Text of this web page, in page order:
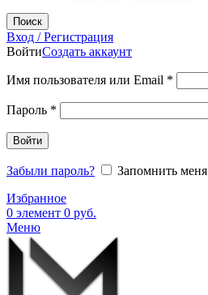
Поиск
Вход / Регистрация
ВойтиСоздать аккаунт
Имя пользователя или Email *
Пароль *
Войти
Забыли пароль?
Запомнить меня
Избранное
0 элемент 0 руб.
Меню